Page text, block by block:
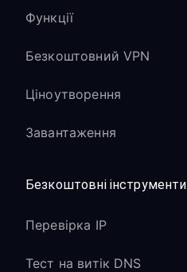
Функції
Безкоштовний VPN
Ціноутворення
Завантаження
Безкоштовні інструменти
Перевірка IP
Тест на витік DNS